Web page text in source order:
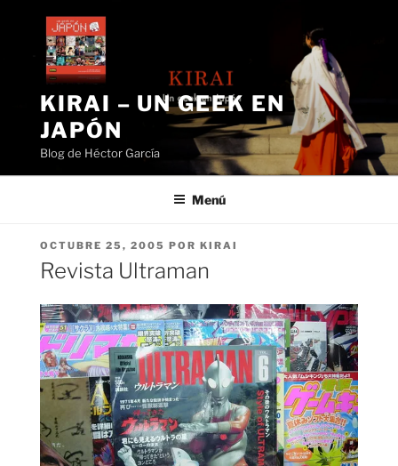
contenido
KIRAI – UN GEEK EN
JAPÓN
Blog de Héctor García
Menú
PUBLICADO
EL
OCTUBRE 25, 2005 POR KIRAI
Revista Ultraman